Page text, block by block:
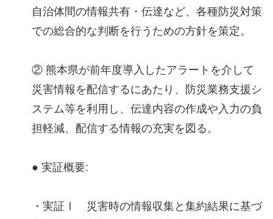
⾃治体間の情報共有・伝達など、各種防災対策
での総合的な判断を⾏うための⽅針を策定。
② 熊本県が前年度導⼊したアラートを介して
災害情報を配信するにあたり、防災業務⽀援シ
ステム等を利⽤し、伝達内容の作成や⼊⼒の負
担軽減、配信する情報の充実を図る。
● 実証概要:
・実証Ⅰ 災害時の情報収集と集約結果に基づ